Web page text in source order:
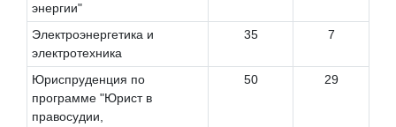
энергии"
Электроэнергетика и
электротехника
35 7
Юриспруденция по
программе "Юрист в
правосудии,
50 29